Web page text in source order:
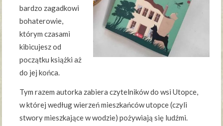
bardzo zagadkowi
bohaterowie,
którym czasami
kibicujesz od
początku książki aż
do jej końca.
Tym razem autorka zabiera czytelników do wsi Utopce,
w której według wierzeń mieszkańców utopce (czyli
stwory mieszkające w wodzie) pożywiają się ludźmi.